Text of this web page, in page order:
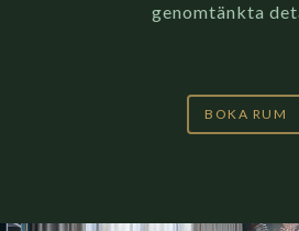
genomtänkta
BOKA RUM